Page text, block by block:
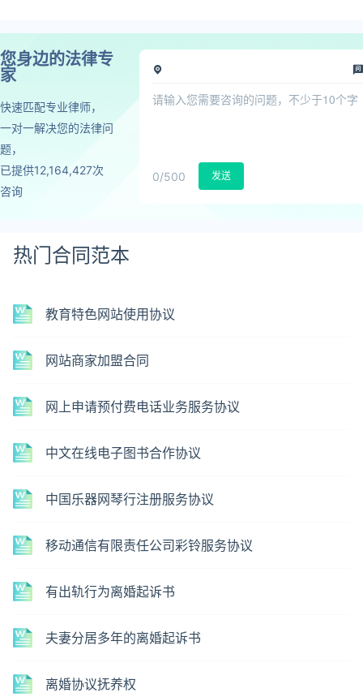
您身边的法律专
家
快速匹配专业律师，
一对一解决您的法律问
题，
已提供12,164,427次
咨询
0/500 发送
热门合同范本
教育特色网站使用协议
网站商家加盟合同
网上申请预付费电话业务服务协议
中文在线电子图书合作协议
中国乐器网琴行注册服务协议
移动通信有限责任公司彩铃服务协议
有出轨行为离婚起诉书
夫妻分居多年的离婚起诉书
离婚协议抚养权